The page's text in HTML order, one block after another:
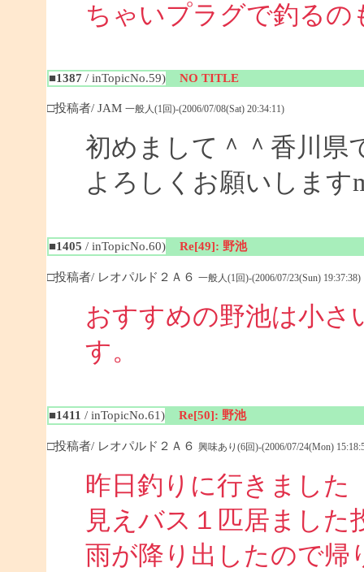
ちゃいプラグで釣るの
■1387 / inTopicNo.59) NO TITLE
□投稿者/ JAM 一般人(1回)-(2006/07/08(Sat) 20:34:11)
初めまして＾＾香川県
よろしくお願いします
■1405 / inTopicNo.60) Re[49]: 野池
□投稿者/ レオパルド２Ａ６ 一般人(1回)-(2006/07/23(Sun) 19:37:38)
おすすめの野池は小さ
■1411 / inTopicNo.61) Re[50]: 野池
□投稿者/ レオパルド２Ａ６ 興味あり(6回)-(2006/07/24(Mon)
昨日釣りに行きました
見えバス１匹居まし
雨が降り出したので帰